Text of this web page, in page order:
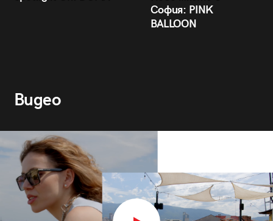
София: PINK
BALLOON
Видео